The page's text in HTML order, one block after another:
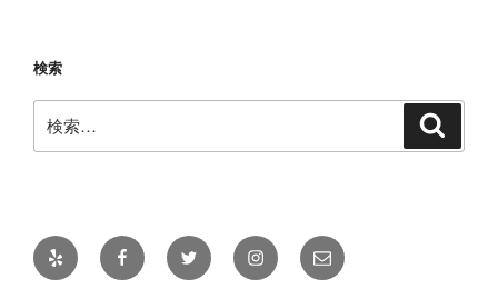
検索
索:
Yelp FacebookTwitter Instagramメ
ー